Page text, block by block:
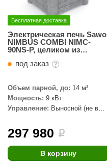
Бесплатная доставка
Электрическая печь Sawo
NIMBUS COMBI NIMC-
90NS-P, целиком из
под заказ
Объем парной, до: 14 м³
Мощность: 9 кВт
Управление: Выносной (не в
297 980 i
В корзину